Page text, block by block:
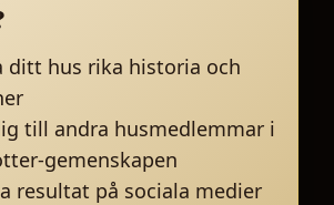
ditt hus rika historia och
till andra husmedlemmar i
gemenskapen
resultat på sociala medier